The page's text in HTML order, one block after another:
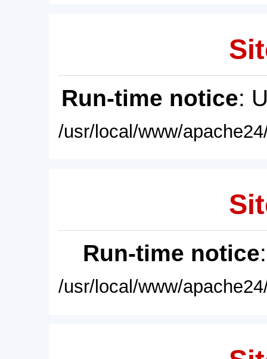
Run-time notice:
/usr/local/www/
Run-time notice
/usr/local/www/